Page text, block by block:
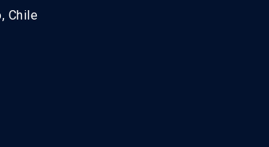
Chile